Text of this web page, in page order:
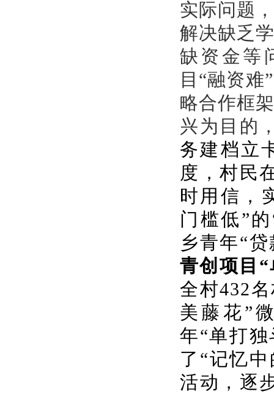
实际问题
解决缺乏
缺资金等
目“融资难
略合作框
兴为目的
务建档立
度，村民
时用信，
门槛低”
乡青年“
青创项目
全村432
美藤花”
年“单打
了“记忆
活动，逐